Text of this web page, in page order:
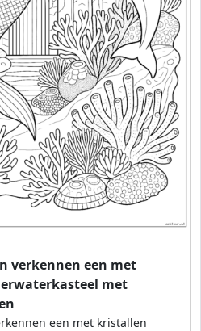
verkennen een met
met
een met kristallen